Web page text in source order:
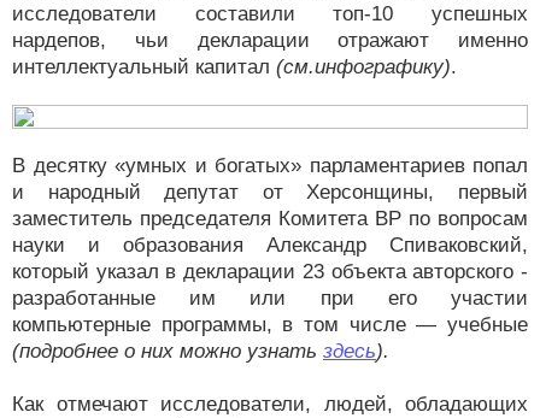
исследователи составили топ-10 успешных
нардепов, чьи декларации отражают именно
интеллектуальный капитал (см.инфографику).
В десятку «умных и богатых» парламентариев попал
и народный депутат от Херсонщины, первый
заместитель председателя Комитета ВР по вопросам
науки и образования Александр Спиваковский,
который указал в декларации 23 объекта авторского -
разработанные им или при его участии
компьютерные программы, в том числе — учебные
(подробнее о них можно узнать здесь).
Как отмечают исследователи, людей, обладающих